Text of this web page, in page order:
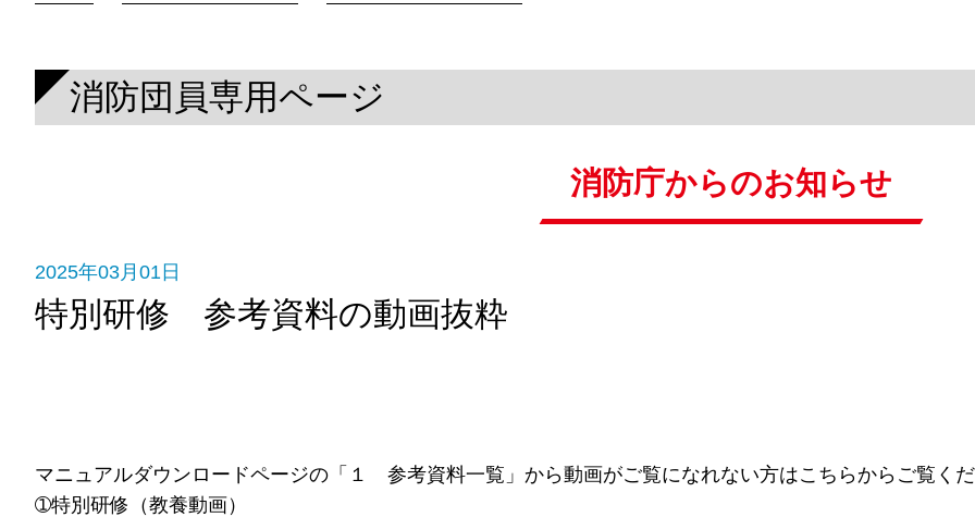
消防団員専用ページ
消防庁からのお知らせ
2025年03月01日
特別研修 参考資料の動画抜粋
マニュアルダウンロードページの「１ 参考資料一覧」から動画がご覧になれない方はこちらからご覧く
➀特別研修（教養動画）